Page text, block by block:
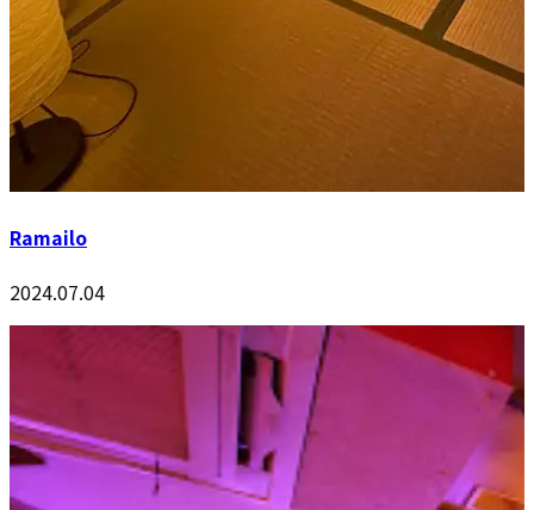
Ramailo
2024.07.04